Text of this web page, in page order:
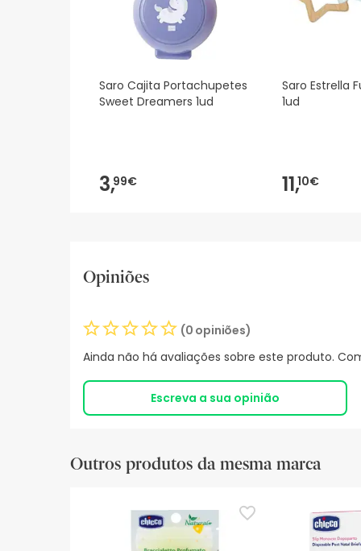
Saro Cajita Portachupetes
Sweet Dreamers 1ud
3,99€
Saro Estrella
1ud
11,10€
Opiniões
(0 opiniões)
Ainda não há avaliações sobre este produto.
Escreva a sua opinião
Outros produtos da mesma marca